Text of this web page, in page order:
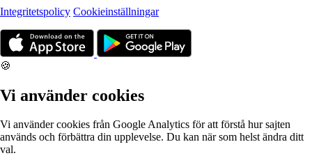
Integritetspolicy Cookieinställningar
🍪
Vi använder cookies
Vi använder cookies från Google Analytics för att förstå hur sajten
används och förbättra din upplevelse. Du kan när som helst ändra ditt
val.